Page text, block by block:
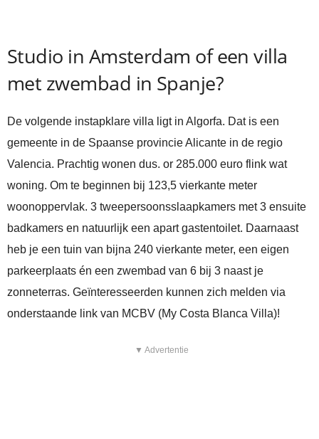
Studio in Amsterdam of een villa
met zwembad in Spanje?
De volgende instapklare villa ligt in Algorfa. Dat is een
gemeente in de Spaanse provincie Alicante in de regio
Valencia. Prachtig wonen dus. or 285.000 euro flink wat
woning. Om te beginnen bij 123,5 vierkante meter
woonoppervlak. 3 tweepersoonsslaapkamers met 3 ensuite
badkamers en natuurlijk een apart gastentoilet. Daarnaast
heb je een tuin van bijna 240 vierkante meter, een eigen
parkeerplaats én een zwembad van 6 bij 3 naast je
zonneterras. Geïnteresseerden kunnen zich melden via
onderstaande link van MCBV (My Costa Blanca Villa)!
▼ Advertentie